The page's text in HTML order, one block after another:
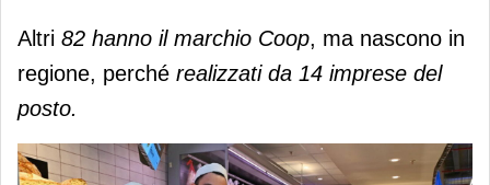
Altri 82 hanno il marchio Coop, ma nascono in
regione, perché realizzati da 14 imprese del
posto.